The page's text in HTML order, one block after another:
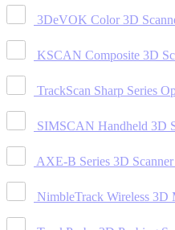
3DeVOK Color 3D
KSCAN Composite 3D
TrackScan Sharp Series
SIMSCAN Handheld 3D
AXE-B Series 3D Scanner
NimbleTrack Wireless 3D